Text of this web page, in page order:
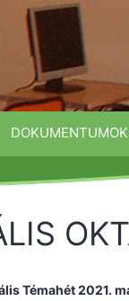
DOKUMENTUMOK
Témahét 2021.